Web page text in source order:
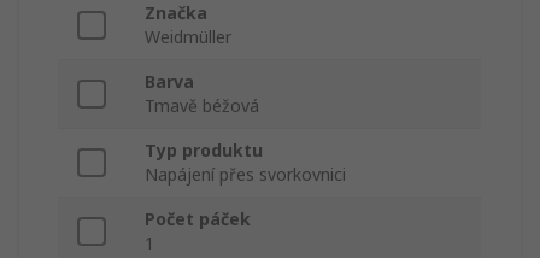
Značka
Weidmüller
Barva
Tmavě béžová
Typ produktu
Napájení přes svorkovnici
Počet páček
1